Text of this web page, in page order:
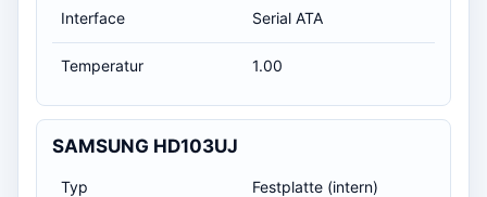
Interface Serial ATA
Temperatur 1.00
SAMSUNG HD103UJ
Typ Festplatte (intern)